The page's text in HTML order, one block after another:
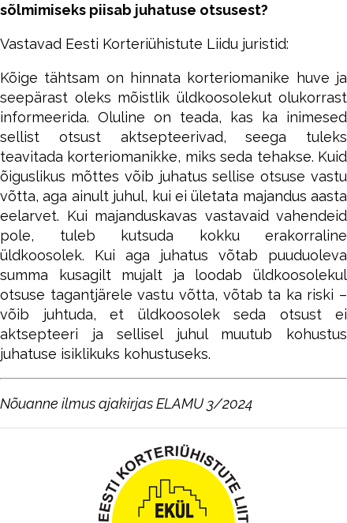
sõlmimiseks piisab juhatuse otsusest?
Vastavad Eesti Korteriühistute Liidu juristid:
Kõige tähtsam on hinnata korteriomanike huve ja
seepärast oleks mõistlik üldkoosolekut olukorrast
informeerida. Oluline on teada, kas ka inimesed
sellist otsust aktsepteerivad, seega tuleks
teavitada korteriomanikke, miks seda tehakse. Kuid
õiguslikus mõttes võib juhatus sellise otsuse vastu
võtta, aga ainult juhul, kui ei ületata majandus aasta
eelarvet. Kui majanduskavas vastavaid vahendeid
pole, tuleb kutsuda kokku erakorraline
üldkoosolek. Kui aga juhatus võtab puuduoleva
summa kusagilt mujalt ja loodab üldkoosolekul
otsuse tagantjärele vastu võtta, võtab ta ka riski –
võib juhtuda, et üldkoosolek seda otsust ei
aktsepteeri ja sellisel juhul muutub kohustus
juhatuse isiklikuks kohustuseks.
Nõuanne ilmus ajakirjas ELAMU 3/2024